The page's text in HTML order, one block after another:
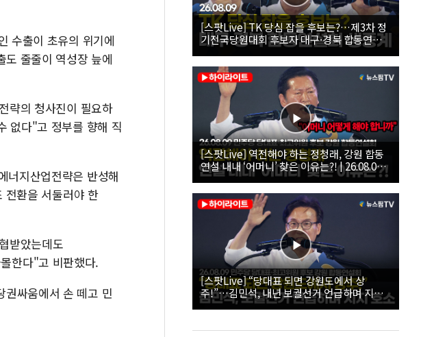
수출이 초유의 위기에
도 줄줄이 역성장 늪에
략의 청사진이 필요하
없다"고 정부를 향해 직
너지산업전략은 반성해
전환을 서둘러야 한
받았는데도
한다"고 비판했다.
싸움에서 손 떼고 민
[스팟Live] TK 당심 잡을 후보는?…제3차 정
기전국당원대회 후보자 대구·경북 합동연설
회 생중계 | 26.08.09
[스팟Live] 역전해야 하는 정청래, 강원 합동
연설 내내 ‘어머니’ 찾은 이유는?! | 26.08.09
더불어민주당 당대표·최고위원 후보 강원 합
동연설회
[스팟Live] “당대표 되면 강원도에서 상
주!”…김민석, 내년 보궐선거 언급하며 지지
호소 | 26.08.09 더불어민주당 당대표·최고위